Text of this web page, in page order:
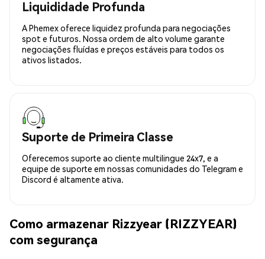
Liquididade Profunda
A Phemex oferece liquidez profunda para negociações
spot e futuros. Nossa ordem de alto volume garante
negociações fluídas e preços estáveis para todos os
ativos listados.
Suporte de Primeira Classe
Oferecemos suporte ao cliente multilingue 24x7, e a
equipe de suporte em nossas comunidades do Telegram e
Discord é altamente ativa.
Como armazenar Rizzyear (RIZZYEAR)
com segurança